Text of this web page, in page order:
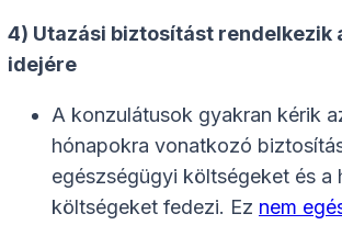
4) Utazási biztosítást rendelkezik
idejére
A konzulátusok gyakran kérik
hónapokra vonatkozó
egészségügyi költségeket és a
költségeket fedezi. Ez nem